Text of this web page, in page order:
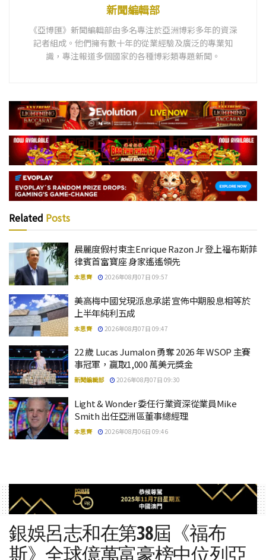
新聞編輯部
《亞博匯》新聞編輯部由多名專注於亞洲博彩多年的資深
記者組成。他們擁有數十年的從業經驗及廣泛的專業知
識，專注報道多個國家的各種博彩類專題新聞。
Related Posts
晨麗度假村東主Enrique Razon Jr 登上福布斯菲
律賓首富寶座 身家遙遙領先
本思齊 2026年08月07日 09:57
美高梅中國兌現派息承諾 宣佈中期股息相等於
上半年純利五成
本思齊 2026年08月07日 09:47
22 歲 Lucas Jumalon 勇奪 2026 年 WSOP 主賽
事冠軍，贏取1,000 萬美元獎金
新聞編輯部 2026年08月07日 09:30
Light & Wonder 委任行業資深從業員Mike
Smith 出任亞洲區董事總經理
本思齊 2026年08月06日 09:46
銀娛呂志和在第38屆《福布
斯》全球億萬富豪榜中位列亞